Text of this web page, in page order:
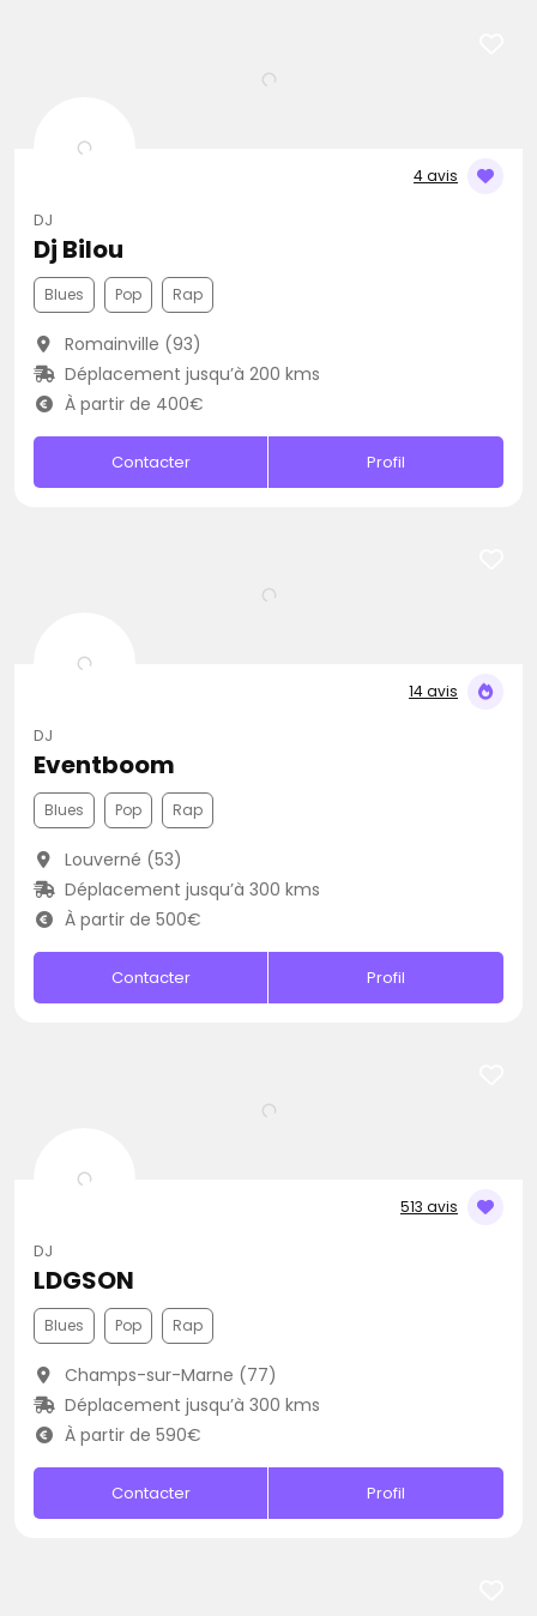
4 avis
DJ
Dj Bilou
Blues Pop Rap
Romainville (93)
Déplacement jusqu’à 200 kms
À partir de 400€
Contacter Profil
14 avis
DJ
Eventboom
Blues Pop Rap
Louverné (53)
Déplacement jusqu’à 300 kms
À partir de 500€
Contacter Profil
513 avis
DJ
LDGSON
Blues Pop Rap
Champs-sur-Marne (77)
Déplacement jusqu’à 300 kms
À partir de 590€
Contacter Profil